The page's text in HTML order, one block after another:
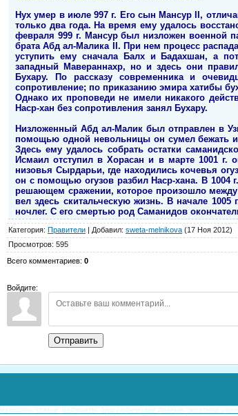
Нух умер в июле 997 г. Его сын Мансур II,
только два года. На время ему удалось
февраля 999 г. Мансур был низложен военной
брата Абд ал-Малика II. При нем процесс
уступить ему сначала Балх и Бадахшан, а
западный Мавераннахр, но и здесь они
Бухару. По рассказу современника и
сопротивление; по приказанию эмира хатибы
Однако их проповеди не имели никакого
Наср-хан без сопротивления занял Бухару.
Низложенный Абд ал-Малик был отправлен в
помощью одной невольницы он сумел бежать
Здесь ему удалось собрать остатки
Исмаил отступил в Хорасан и в марте 1001 г.
низовья Сырдарьи, где находились кочевья
он с помощью огузов разбил Наср-хана. В 1004
решающем сражении, которое произошло
вел здесь скитальческую жизнь. В начале 1005
ночлег. С его смертью род Саманидов
Категория: Правители | Добавил: sweta-melnikova (17 Ноя 2012)
Просмотров: 595
Всего комментариев: 0
Войдите:
Отправить
статьи, рефераты, биографические данные, писатели